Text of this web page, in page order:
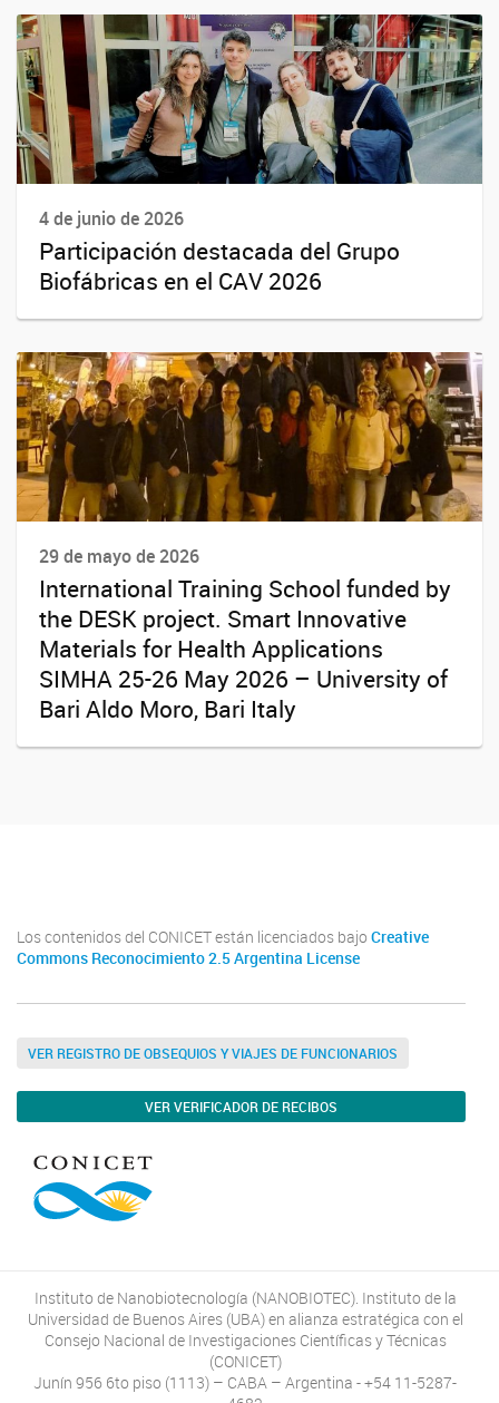
4 de junio de 2026
Participación destacada del Grupo
Biofábricas en el CAV 2026
29 de mayo de 2026
International Training School funded by
the DESK project. Smart Innovative
Materials for Health Applications
SIMHA 25-26 May 2026 – University of
Bari Aldo Moro, Bari Italy
Los contenidos del CONICET están licenciados bajo Creative
Commons Reconocimiento 2.5 Argentina License
VER REGISTRO DE OBSEQUIOS Y VIAJES DE FUNCIONARIOS
VER VERIFICADOR DE RECIBOS
Instituto de Nanobiotecnología (NANOBIOTEC). Instituto de la
Universidad de Buenos Aires (UBA) en alianza estratégica con el
Consejo Nacional de Investigaciones Científicas y Técnicas
(CONICET)
Junín 956 6to piso (1113) – CABA – Argentina - +54 11-5287-